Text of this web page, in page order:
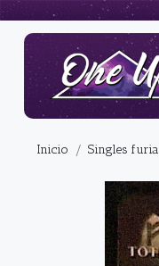
Inicio Singles furia